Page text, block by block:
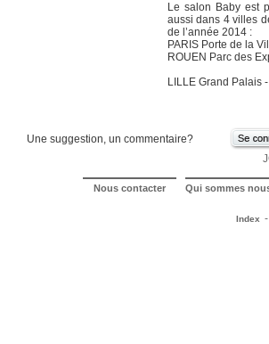
Le salon Baby est
aussi dans 4 villes
de l’année 2014 :
PARIS Porte de la
ROUEN Parc des
LILLE Grand Palais
Une suggestion, un commentaire?
Nous contacter Qui sommes
Index -